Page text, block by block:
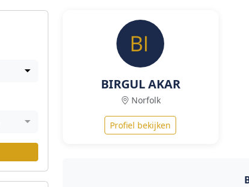
BIRGUL AKAR
Norfolk
Profiel bekijken